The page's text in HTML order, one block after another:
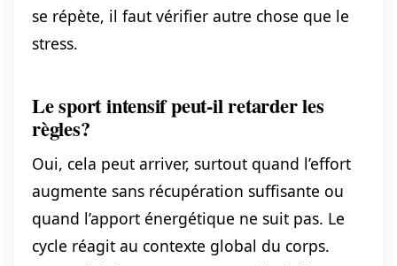
se répète, il faut vérifier autre chose que le
stress.
Le sport intensif peut-il retarder les
règles?
Oui, cela peut arriver, surtout quand l’effort
augmente sans récupération suffisante ou
quand l’apport énergétique ne suit pas. Le
cycle réagit au contexte global du corps.